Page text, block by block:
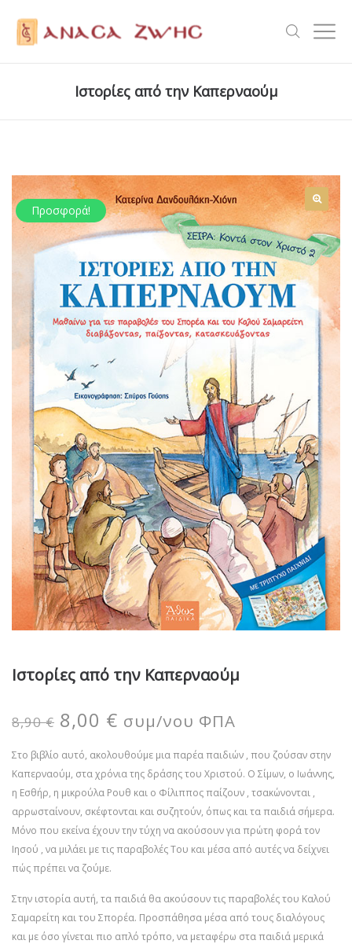
Ιστορίες από την Καπερναούμ
Προσφορά!
Ιστορίες από την Καπερναούμ
8,90€ 8,00 € συμ/νου ΦΠΑ
Στο βιβλίο αυτό, ακολουθούμε μια παρέα παιδιών , που ζούσαν στην
Καπερναούμ, στα χρόνια της δράσης του Χριστού. Ο Σίμων, ο Ιωάννης,
η Εσθήρ, η μικρούλα Ρουθ και ο Φίλιππος παίζουν , τσακώνονται ,
αρρωσταίνουν, σκέφτονται και συζητούν, όπως και τα παιδιά σήμερα.
Μόνο που εκείνα έχουν την τύχη να ακούσουν για πρώτη φορά τον
Ιησού , να μιλάει με τις παραβολές Του και μέσα από αυτές να δείχνει
πώς πρέπει να ζούμε.
Στην ιστορία αυτή, τα παιδιά θα ακούσουν τις παραβολές του Καλού
Σαμαρείτη και του Σπορέα. Προσπάθησα μέσα από τους διαλόγους
και με όσο γίνεται πιο απλό τρόπο, να μεταφέρω στα παιδιά μερικά